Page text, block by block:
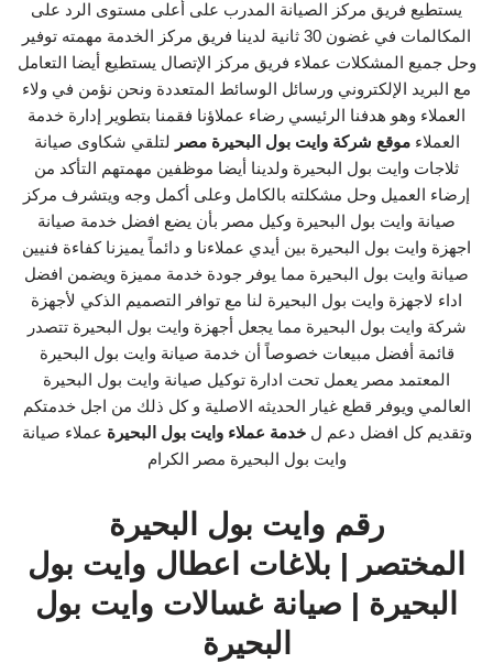
يستطيع فريق مركز الصيانة المدرب على أعلى مستوى الرد على
المكالمات في غضون 30 ثانية لدينا فريق مركز الخدمة مهمته توفير
وحل جميع المشكلات عملاء فريق مركز الإتصال يستطيع أيضا التعامل
مع البريد الإلكتروني ورسائل الوسائط المتعددة ونحن نؤمن في ولاء
العملاء وهو هدفنا الرئيسي رضاء عملاؤنا فقمنا بتطوير إدارة خدمة
العملاءموقع شركة وايت بول البحيرة مصر لتلقي شكاوى صيانة
ثلاجات وايت بول البحيرة ولدينا أيضا موظفين مهمتهم التأكد من
إرضاء العميل وحل مشكلته بالكامل وعلى أكمل وجه ويتشرف مركز
صيانة وايت بول البحيرة وكيل مصر بأن يضع افضل خدمة صيانة
اجهزة وايت بول البحيرة بين أيدي عملاءنا و دائماً يميزنا كفاءة فنيين
صيانة وايت بول البحيرة مما يوفر جودة خدمة مميزة ويضمن افضل
اداء لاجهزة وايت بول البحيرة لنا مع توافر التصميم الذكي لأجهزة
شركة وايت بول البحيرة مما يجعل أجهزة وايت بول البحيرة تتصدر
قائمة أفضل مبيعات خصوصاً أن خدمة صيانة وايت بول البحيرة
المعتمد مصر يعمل تحت ادارة توكيل صيانة وايت بول البحيرة
العالمي ويوفر قطع غيار الحديثه الاصلية و كل ذلك من اجل خدمتكم
وتقديم كل افضل دعم لخدمة عملاء وايت بول البحيرة عملاء صيانة
وايت بول البحيرة مصر الكرام
رقم وايت بول البحيرة
المختصر | بلاغات اعطال وايت بول
البحيرة | صيانة غسالات وايت بول
البحيرة